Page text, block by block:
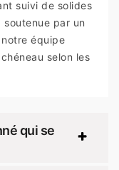
suivi de solides
par un
équipe
selon les
qui se